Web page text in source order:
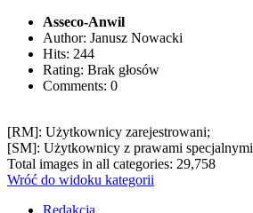
Asseco-Anwil
Author: Janusz Nowacki
Hits: 244
Rating: Brak głosów
Comments: 0
[RM]: Użytkownicy zarejestrowani;
[SM]: Użytkownicy z prawami specjalnymi
Total images in all categories: 29,758
Wróć do widoku kategorii
Redakcja